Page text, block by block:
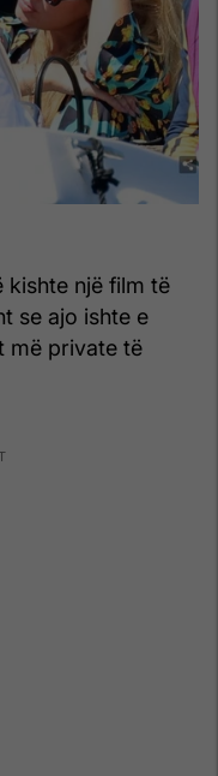
kishte një film të
se ajo ishte e
më private të